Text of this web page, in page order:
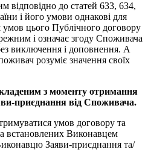
відповідно до статей 633, 634,
і його умови однакові для
цього Публічного договору
і означає згоду Споживача
виключення і доповнення. А
розуміє значення своїх
з моменту отримання
приєднання від Споживача.
умов договору та
встановлених Виконавцем
Заяви-приєднання та/